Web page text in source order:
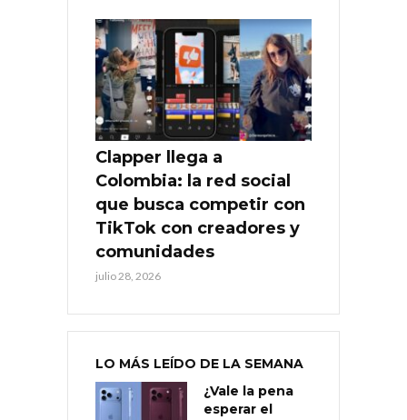
Clapper llega a
Colombia: la red social
que busca competir con
TikTok con creadores y
comunidades
julio 28, 2026
LO MÁS LEÍDO DE LA SEMANA
¿Vale la pena
esperar el